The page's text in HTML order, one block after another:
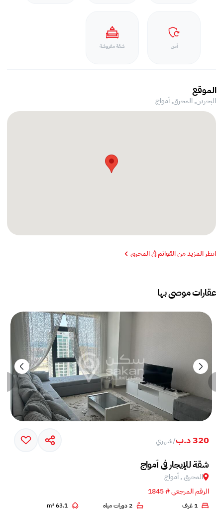
أمن شقة مفروشة
الموقع
البحرين, المحرق,أمواج
انظر المزيد من القوائم في المحرق
عقارات موصى بها
في جزيرة أمواج
320 د.ب /شهري
شقة للإيجار في أمواج
المحرق , أمواج
الرقم المرجعي # 1845
1 غرف 2 دورات مياه 63.1 m²